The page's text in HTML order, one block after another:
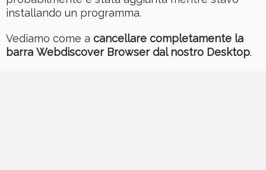
installando un programma.
Vediamo come a cancellare completamente la
barra Webdiscover Browser dal nostro Desktop.